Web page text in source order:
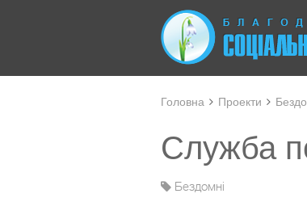
Головна Проекти
Служба
Бездомні